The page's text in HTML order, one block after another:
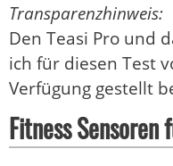
Transparenzhinweis:
Den Teasi Pro und
ich für diesen Test
Verfügung gestellt
Fitness Sensoren